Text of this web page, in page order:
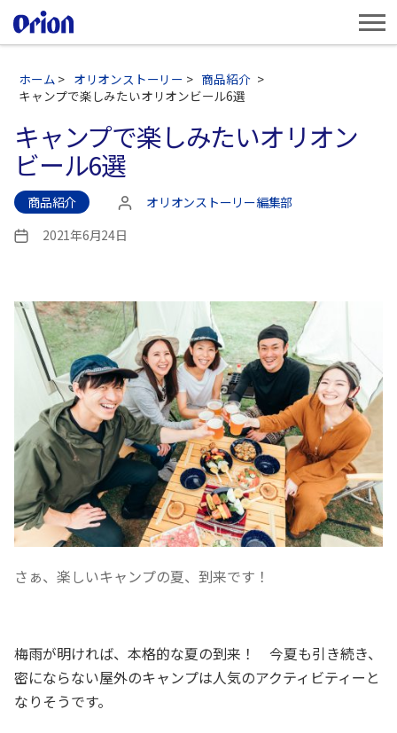
ホーム > オリオンストーリー > 商品紹介 >
キャンプで楽しみたいオリオンビール6選
キャンプで楽しみたいオリオン
ビール6選
商品紹介
投
者
オリオンストーリー編集部
投
2021年6月24日
さぁ、楽しいキャンプの夏、到来です！
梅雨が明ければ、本格的な夏の到来！ 今夏も引き続き、
密にならない屋外のキャンプは人気のアクティビティーと
なりそうです。